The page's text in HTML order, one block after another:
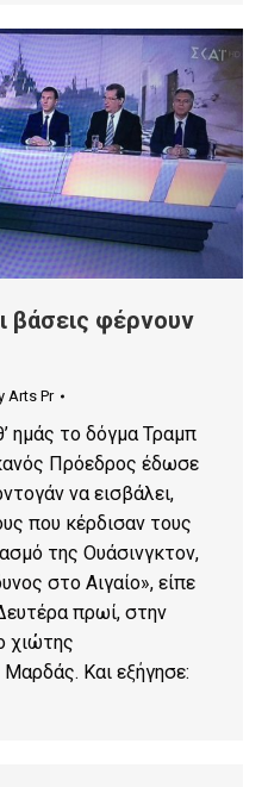
φέρνουν
Arts Pr
ημάς το δόγμα Τραμπ
Πρόεδρος έδωσε
να εισβάλει,
που κέρδισαν τους
της Ουάσινγκτον,
στο Αιγαίο», είπε
πρωί, στην
χιώτης
Και εξήγησε: